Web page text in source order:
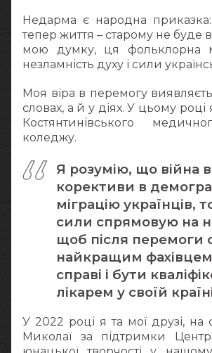
Недарма є народна
тепер життя – старому не буде
мою думку, ця фольклорна
незламність духу і сили
Моя віра в перемогу
словах, а й у діях. У цьому році
Костянтинівського
коледжу.
Я розумію, що війна
корективи в
міграцію українців,
сили спрямовую на
щоб після перемоги
найкращим фахівцем
справі і бути
лікарем у своїй
У 2022 році я та мої друзі, на
Миколаї за підтримки